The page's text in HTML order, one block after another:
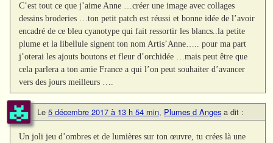
C’est tout ce que j’aime Anne …créer une image avec collages
dessins broderies …ton petit patch est réussi et bonne idée de l’avoir
encadré de ce bleu cyanotype qui fait ressortir les blancs..la petite
plume et la libellule signent ton nom Artis’Anne….. pour ma part
j’oterai les ajouts boutons et fleur d’orchidée …mais peut être que
cela parlera a ton amie France a qui l’on peut souhaiter d’avancer
vers des jours meilleurs ….
Le 5 décembre 2017 à 13 h 54 min, Plumes d Anges a dit :
Un joli jeu d’ombres et de lumières sur ton œuvre, tu crées là une